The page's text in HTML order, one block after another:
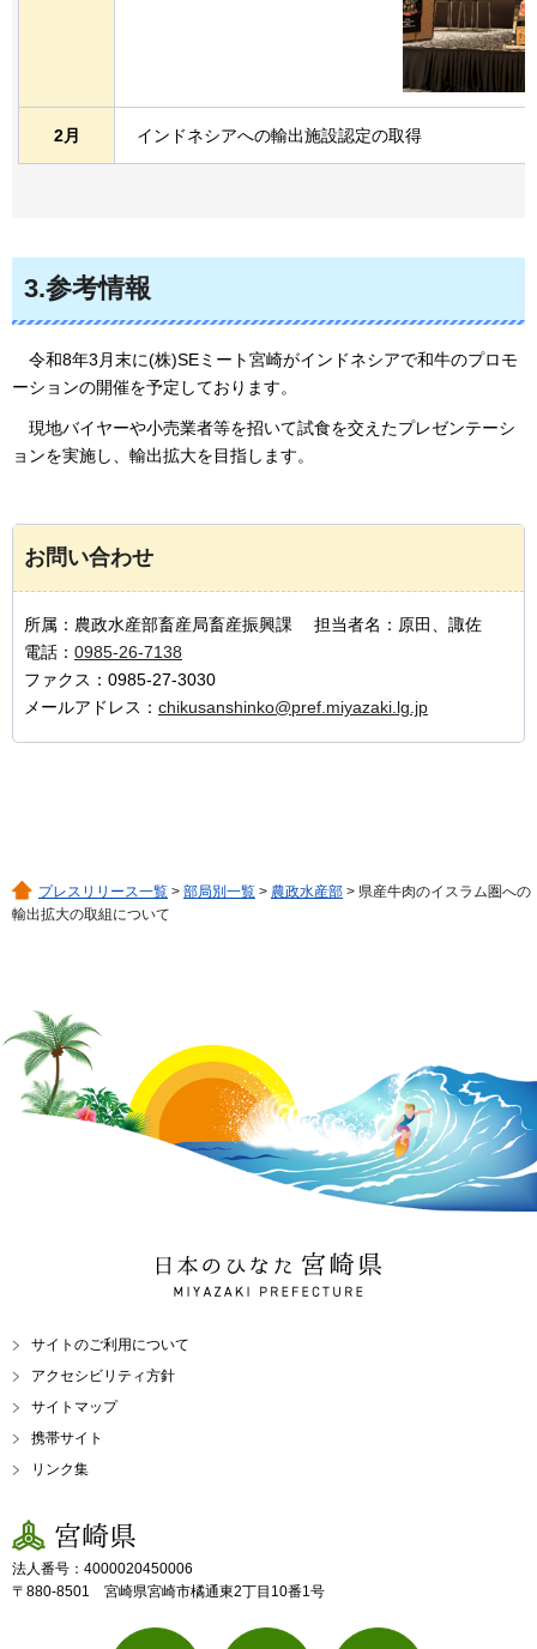
2月 インドネシアへの輸出施設認定の取得
3.参考情報
令和8年3月末に(株)SEミート宮崎がインドネシアで和牛のプロモ
ーションの開催を予定しております。
現地バイヤーや小売業者等を招いて試食を交えたプレゼンテーシ
ョンを実施し、輸出拡大を目指します。
お問い合わせ
所属：農政水産部畜産局畜産振興課 担当者名：原田、諏佐
電話： 0985-26-7138
ファクス：0985-27-3030
メールアドレス： chikusanshinko@pref.miyazaki.lg.jp
プレスリリース一覧 > 部局別一覧 > 農政水産部 > 県産牛肉のイスラム圏への
輸出拡大の取組について
日本のひなた 宮崎県
MIYAZAKI PREFECTURE
サイトのご利用について
アクセシビリティ方針
サイトマップ
携帯サイト
リンク集
宮崎県
法人番号：4000020450006
〒880-8501 宮崎県宮崎市橘通東2丁目10番1号